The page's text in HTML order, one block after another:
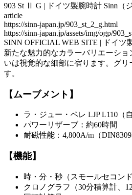
903 St Ⅱ G | ドイツ製腕時計 Sinn（
article
https://sinn-japan.jp/903_st_2_g.html
https://sinn-japan.jp/assets/img/ogp/
SINN OFFICIAL WEB SITE | ドイツ
新たな魅力的なカラーバリエーシ
いは視覚的な細部に宿ります。グ
す。
【ムーブメント】
ラ・ジュー・ペレ LJP L110（
パワーリザーブ：約60時間
耐磁性能：4,800A/m（DIN8309
【機能】
時・分・秒（スモールセコンド
クロノグラフ（30分積算計、